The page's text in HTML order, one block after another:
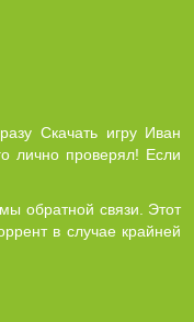
Скачать игру Иван
лично проверял! Если
обратной связи. Этот
в случае крайней